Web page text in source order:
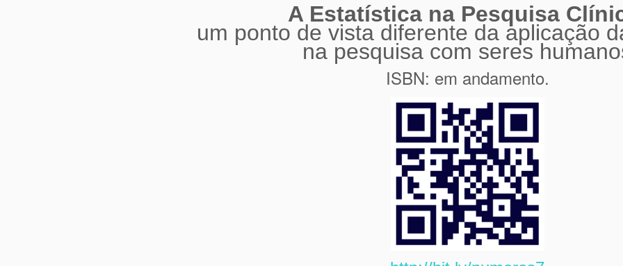
A Estatística na Pesquisa
um ponto de vista diferente da aplicação
na pesquisa com seres
ISBN: em andamento.